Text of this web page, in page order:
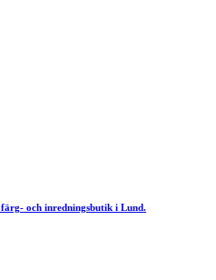
och inredningsbutik i Lund.